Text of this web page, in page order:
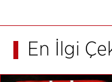
En İlgi